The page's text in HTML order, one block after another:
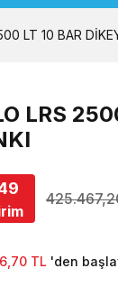
LT 10 BAR
LRS
TL 'den